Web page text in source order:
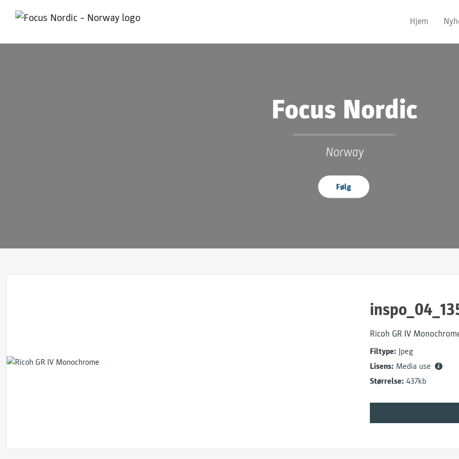
Hjem
Focus Nordic
Norway
Følg
Ricoh GR IV
Filtype: Jpeg
Lisens: Media use
Størrelse: 437kb